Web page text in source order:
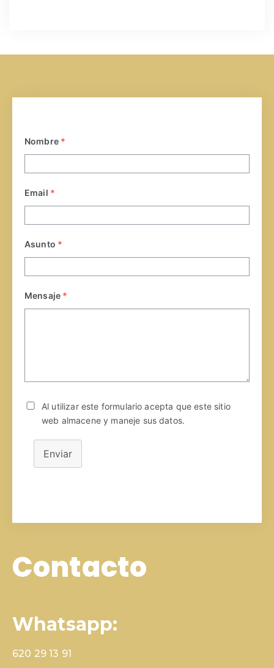
Nombre *
Email *
Asunto *
Mensaje *
Al utilizar este formulario acepta que este sitio
web almacene y maneje sus datos.
Enviar
Contacto
Whatsapp:
620 29 13 91